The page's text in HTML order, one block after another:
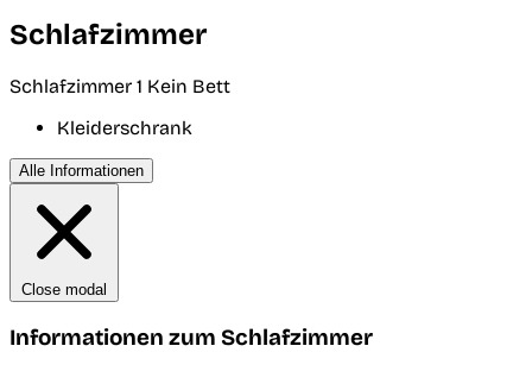
Schlafzimmer
Schlafzimmer 1 Kein Bett
Kleiderschrank
Alle Informationen
Close modal
Informationen zum Schlafzimmer